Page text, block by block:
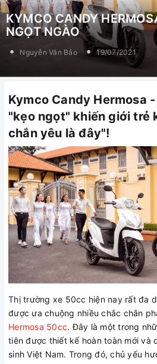
KYMCO CANDY
NGỌT NGÀO
Nguyễn Văn Bảo 19/07/2021
Kymco Candy Hermosa
"kẹo ngọt" khiến giới trẻ
chắn yêu là đây"!
Thị trường xe 50cc hiện nay rất đa
được ưa chuộng nhiều chắc chắn
Hermosa 50cc. Đây là một trong
tiên được thiết kế hoàn toàn mới và
sinh Việt Nam. Trong đó, chủ yếu